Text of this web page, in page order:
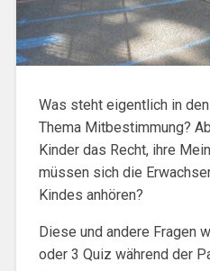
Was steht eigentlich in
Thema Mitbestimmung?
Kinder das Recht, ihre
müssen sich die
Kindes anhören?
Diese und andere Fragen
oder 3 Quiz während der